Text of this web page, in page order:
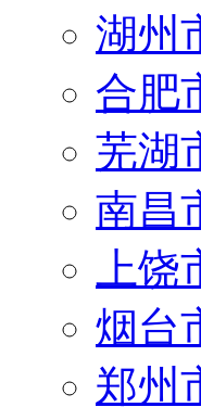
湖州
合肥
芜湖
南昌
上饶
烟台
郑州